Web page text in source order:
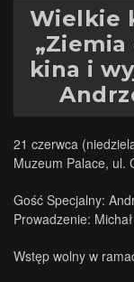
Wielkie
„Ziemia
kina i
21 czerwca
Muzeum Palace, ul.
Gość Specjalny:
Prowadzenie:
Wstęp wolny w